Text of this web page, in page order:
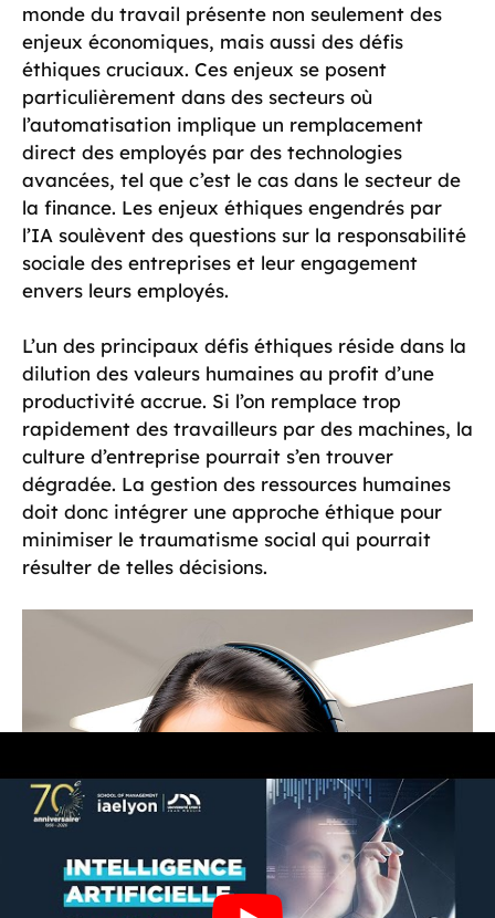
monde du travail présente non seulement des
enjeux économiques, mais aussi des défis
éthiques cruciaux. Ces enjeux se posent
particulièrement dans des secteurs où
l’automatisation implique un remplacement
direct des employés par des technologies
avancées, tel que c’est le cas dans le secteur de
la finance. Les enjeux éthiques engendrés par
l’IA soulèvent des questions sur la responsabilité
sociale des entreprises et leur engagement
envers leurs employés.
L’un des principaux défis éthiques réside dans la
dilution des valeurs humaines au profit d’une
productivité accrue. Si l’on remplace trop
rapidement des travailleurs par des machines, la
culture d’entreprise pourrait s’en trouver
dégradée. La gestion des ressources humaines
doit donc intégrer une approche éthique pour
minimiser le traumatisme social qui pourrait
résulter de telles décisions.